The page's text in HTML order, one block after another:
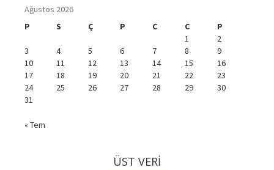
Ağustos 2026
P
S Ç P C C
P
1
2
3
4 5 6 7 8
9
10
11 12 13 14 15
16
17
18 19 20 21 22
23
24
25 26 27 28 29
30
31
« Tem
ÜST VERI